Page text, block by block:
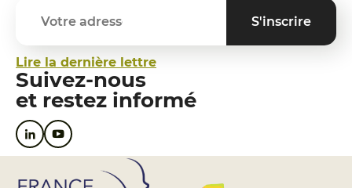
Lire la dernière lettre
Suivez-nous
et restez informé